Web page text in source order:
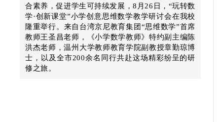
合素养，促进学生可持续发展，8月26日，“玩转数
学·创新课堂”小学创意思维数学教学研讨会在我校
隆重举行。来自台湾京尼教育集团“思维数学”首席
教师王圣昌老师，《小学数学教师》特约副主编陈
洪杰老师，温州大学教师教育学院副教授章勤琼博
士，以及全市200余名同行共赴这场精彩纷呈的研
修之旅。